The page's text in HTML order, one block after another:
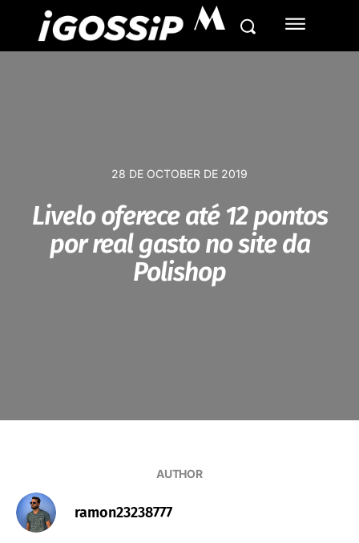
M
28 DE OCTOBER DE 2019
Livelo oferece até 12 pontos
por real gasto no site da
Polishop
AUTHOR
ramon23238777